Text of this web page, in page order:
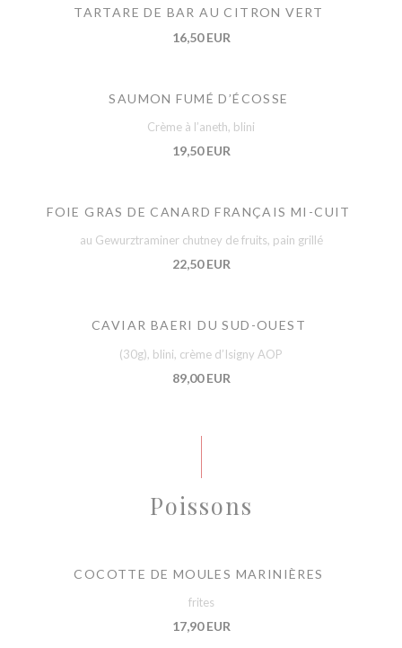
TARTARE DE BAR AU CITRON VERT
16,50 EUR
SAUMON FUMÉ D’ÉCOSSE
Crème à l’aneth, blini
19,50 EUR
FOIE GRAS DE CANARD FRANÇAIS MI-CUIT
au Gewurztraminer chutney de fruits, pain grillé
22,50 EUR
CAVIAR BAERI DU SUD-OUEST
(30g), blini, crème d’Isigny AOP
89,00 EUR
Poissons
COCOTTE DE MOULES MARINIÈRES
frites
17,90 EUR